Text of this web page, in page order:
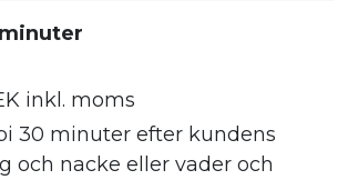
inkl. moms
30 minuter efter kundens
och nacke eller vader och